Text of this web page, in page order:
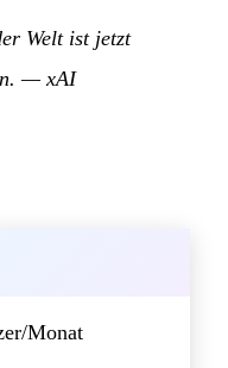
Welt ist jetzt
— xAI
Monat